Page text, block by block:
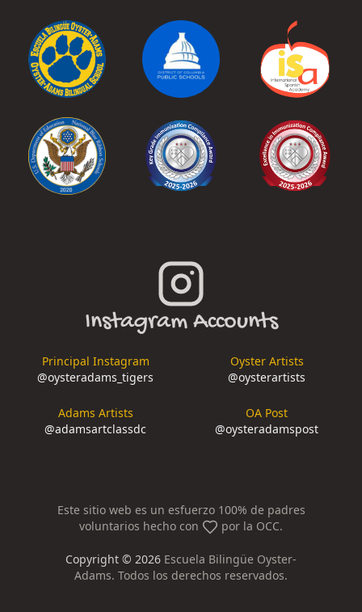
Instagram Accounts
Principal Instagram
@oysteradams_tigers
Oyster Artists
@oysterartists
Adams Artists
@adamsartclassdc
OA Post
@oysteradamspost
Este sitio web es un esfuerzo 100% de padres
voluntarios hecho con
por la OCC.
Copyright © 2026 Escuela Bilingüe Oyster-
Adams. Todos los derechos reservados.